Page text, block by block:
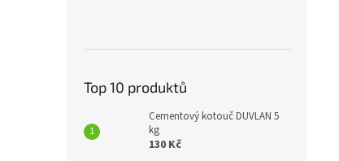
Top 10 produktů
Cementový kotouč DUVLAN 5
kg
130 Kč